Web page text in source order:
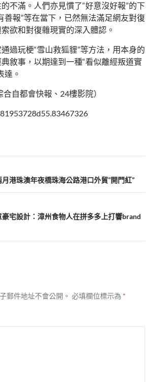
不滿。人們亦見慣了“好意沒好報”的下
善報”等在當下，已然無法滿足網友對復
欲和對復雜現實的深入體認。
過玩梗“雪山救狐貍”等方法，用本身的
敘事，以期達到一種“看似離經叛道實
達。
合自都會快報、24樓影院）
港珠澳年夜橋珠海公路港口外貿“開門紅”
宅設計：漳州食物人在拼多多上打響brand
郵件地址不會公開。 必填欄位標示為 *